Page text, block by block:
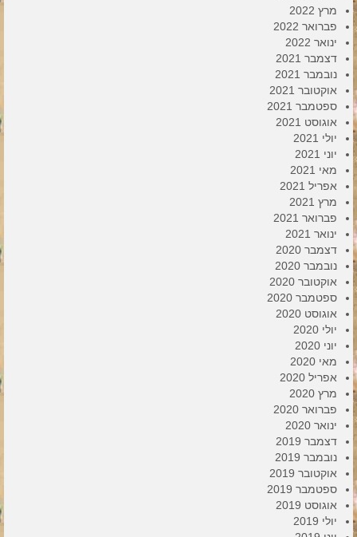
מרץ 2022
פברואר 2022
ינואר 2022
דצמבר 2021
נובמבר 2021
אוקטובר 2021
ספטמבר 2021
אוגוסט 2021
יולי 2021
יוני 2021
מאי 2021
אפריל 2021
מרץ 2021
פברואר 2021
ינואר 2021
דצמבר 2020
נובמבר 2020
אוקטובר 2020
ספטמבר 2020
אוגוסט 2020
יולי 2020
יוני 2020
מאי 2020
אפריל 2020
מרץ 2020
פברואר 2020
ינואר 2020
דצמבר 2019
נובמבר 2019
אוקטובר 2019
ספטמבר 2019
אוגוסט 2019
יולי 2019